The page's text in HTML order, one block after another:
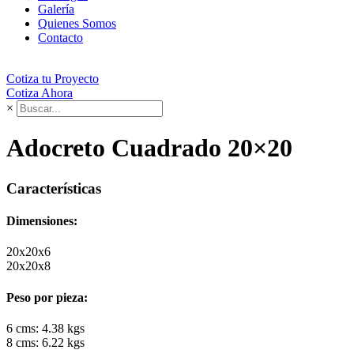
Galería
Quienes Somos
Contacto
Cotiza tu Proyecto
Cotiza Ahora
×
Adocreto Cuadrado 20×20
Características
Dimensiones:
20x20x6
20x20x8
Peso por pieza:
6 cms: 4.38 kgs
8 cms: 6.22 kgs